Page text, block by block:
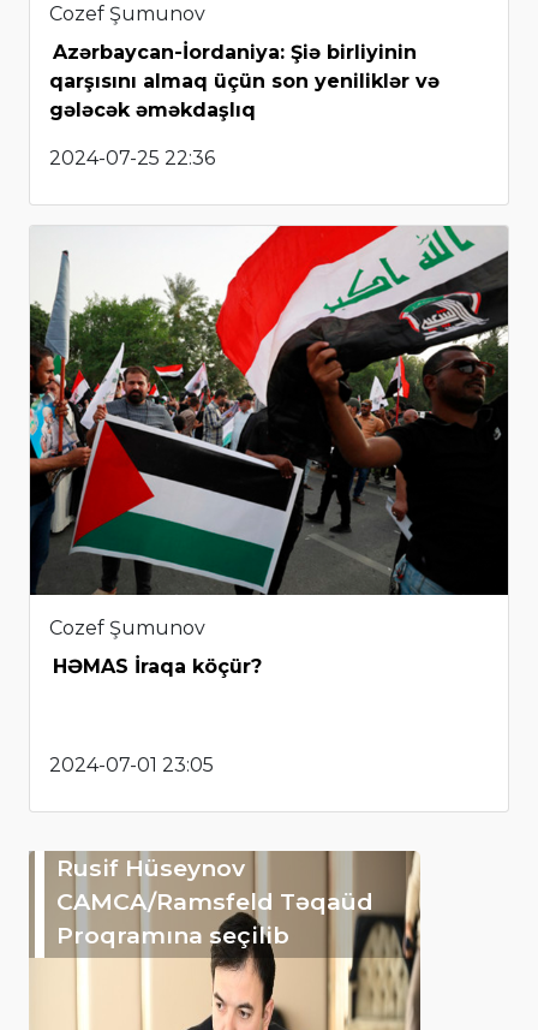
Cozef Şumunov
Azərbaycan-İordaniya: Şiə birliyinin
qarşısını almaq üçün son yeniliklər və
gələcək əməkdaşlıq
2024-07-25 22:36
Cozef Şumunov
HƏMAS İraqa köçür?
2024-07-01 23:05
Rusif Hüseynov
CAMCA/Ramsfeld Təqaüd
Proqramına seçilib